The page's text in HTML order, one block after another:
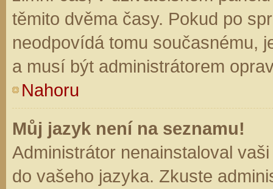
těmito dvěma časy. Pokud po
neodpovídá tomu současnému,
a musí být administrátorem
Nahoru
Můj jazyk není na seznamu!
Administrátor nenainstaloval
do vašeho jazyka. Zkuste